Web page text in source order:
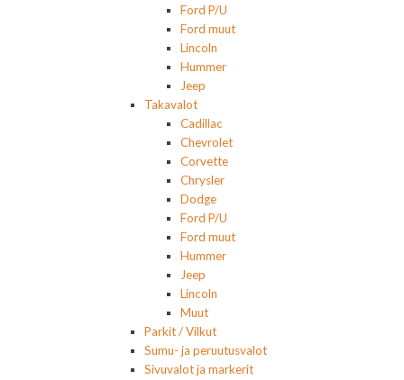
Ford P/U
Ford muut
Lincoln
Hummer
Jeep
Takavalot
Cadillac
Chevrolet
Corvette
Chrysler
Dodge
Ford P/U
Ford muut
Hummer
Jeep
Lincoln
Muut
Parkit / Vilkut
Sumu- ja peruutusvalot
Sivuvalot ja markerit